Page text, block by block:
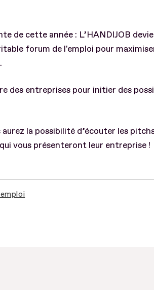
de cette année : L’HANDIJOB
forum de l'emploi pour
des entreprises pour initier des
aurez la possibilité d’écouter les
vous présenteront leur entreprise !